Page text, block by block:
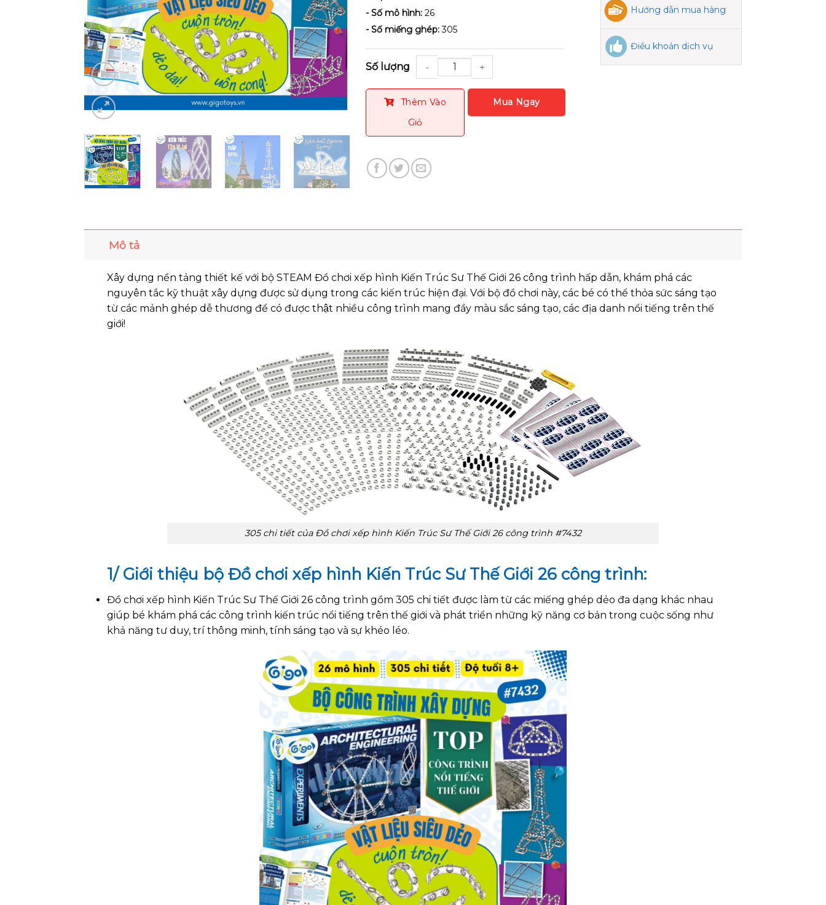
- Số mô hình:26
- Số miếng ghép:305
Số lượng
Thêm Vào
Giỏ
Hướng dẫn mua hàng
Điều khoản dịch vụ
Mô tả
Xây dựng nền tảng thiết kế với bộ STEAM Đồ chơi xếp hình Kiến Trúc Sư Thế Giới 26 công trình hấp dẫn, khám phá các
nguyên tắc kỹ thuật xây dựng được sử dụng trong các kiến trúc hiện đại. Với bộ đồ chơi này, các bé có thể thỏa sức sáng tạo
từ các mảnh ghép dễ thương để có được thật nhiều công trình mang đầy màu sắc sáng tạo, các địa danh nổi tiếng trên thế
giới!
305 chi tiết của Đồ chơi xếp hình Kiến Trúc Sư Thế Giới 26 công trình #7432
1/ Giới thiệu bộ Đồ chơi xếp hình Kiến Trúc Sư Thế Giới 26 công trình:
Đồ chơi xếp hình Kiến Trúc Sư Thế Giới 26 công trình gồm 305 chi tiết được làm từ các miếng ghép dẻo đa dạng khác nhau
giúp bé khám phá các công trình kiến trúc nổi tiếng trên thế giới và phát triển những kỹ năng cơ bản trong cuộc sống như
khả năng tư duy, trí thông minh, tính sáng tạo và sự khéo léo.